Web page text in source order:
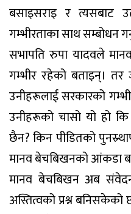
बसाइसराइ र त्यसबाट
गम्भीरताका साथ सम्बोधन
सभापति रुपा यादवले
गम्भीर रहेको बताइन्।
उनीहरूलाई सरकारको
उनीहरूको चासो यो हो
छैन? किन पीडितको
मानव बेचबिखनको आंकडा
मानव बेचबिखन अब
अस्तित्वको प्रश्न